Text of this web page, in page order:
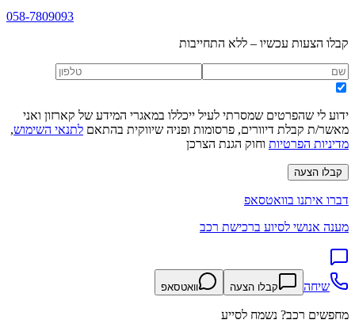
058-7809093
קבלו הצעות עכשיו – ללא התחייבות
ידוע לי שהפרטים שמסרתי לעיל ייכללו במאגרי המידע של קארזון ואני
מאשר/ת קבלת דיוורים, פרסומות ופניה שיווקית בהתאם לתנאי השימוש,
מדיניות הפרטיות וחוק הגנת הצרכן
קבלו הצעה
דברו איתנו בוואטסאפ
מענה אנושי לסיוע ברכישת רכב
שיחה קבלו הצעה וואטסאפ
מחפשים רכב? נשמח לסייע